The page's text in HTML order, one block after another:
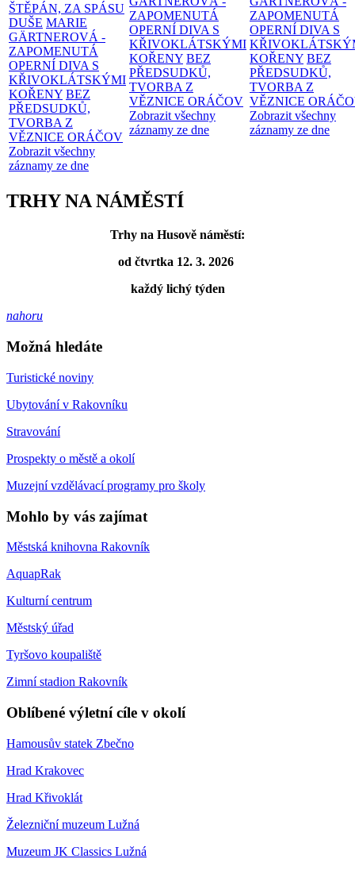
ŠTĚPÁN, ZA SPÁSU
DUŠE MARIE
GÄRTNEROVÁ -
ZAPOMENUTÁ
OPERNÍ DIVA S
KŘIVOKLÁTSKÝMI
KOŘENY BEZ
PŘEDSUDKŮ,
TVORBA Z
VĚZNICE ORÁČOV
Zobrazit všechny
záznamy ze dne
ZAPOMENUTÁ
OPERNÍ DIVA S
KŘIVOKLÁTSKÝMI
KOŘENY BEZ
PŘEDSUDKŮ,
TVORBA Z
VĚZNICE ORÁČOV
Zobrazit všechny
záznamy ze dne
ZAPOMENUTÁ
OPERNÍ DIVA S
KOŘENY BEZ
PŘEDSUDKŮ,
TVORBA Z
VĚZNICE
Zobrazit všechny
záznamy ze dne
TRHY NA NÁMĚSTÍ
Trhy na Husově náměstí:
od čtvrtka 12. 3. 2026
každý lichý týden
nahoru
Možná hledáte
Turistické noviny
Ubytování v Rakovníku
Stravování
Prospekty o městě a okolí
Muzejní vzdělávací programy pro školy
Mohlo by vás zajímat
Městská knihovna Rakovník
AquapRak
Kulturní centrum
Městský úřad
Tyršovo koupaliště
Zimní stadion Rakovník
Oblíbené výletní cíle v okolí
Hamousův statek Zbečno
Hrad Krakovec
Hrad Křivoklát
Železniční muzeum Lužná
Muzeum JK Classics Lužná